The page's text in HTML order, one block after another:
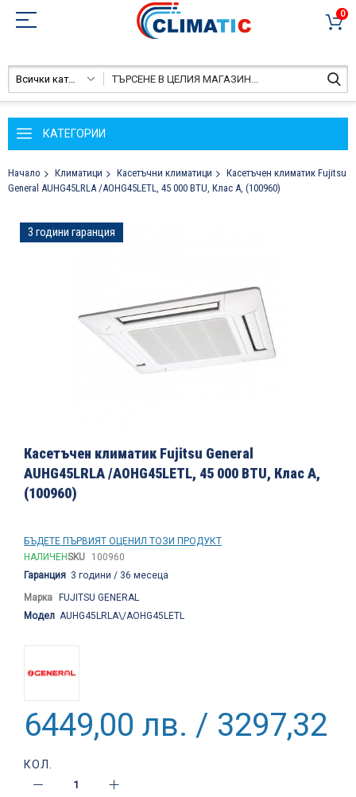
0
Всички категории
КАТЕГОРИИ
Начало Климатици Касетъчни климатици
Касетъчен климатик Fujitsu
General AUHG45LRLA /AOHG45LETL, 45 000 BTU, Клас А, (100960)
Преминете
към
3 години гаранция
към
на
галерия
със
Касетъчен климатик Fujitsu General
AUHG45LRLA /AOHG45LETL, 45 000 BTU, Клас А,
(100960)
БЪДЕТЕ ПЪРВИЯТ ОЦЕНИЛ ТОЗИ ПРОДУКТ
НАЛИЧЕНSKU
100960
Гаранция 3 години / 36 месеца
Марка FUJITSU GENERAL
Модел AUHG45LRLA\/AOHG45LETL
6449,00 лв. / 3297,32 €
КОЛ.